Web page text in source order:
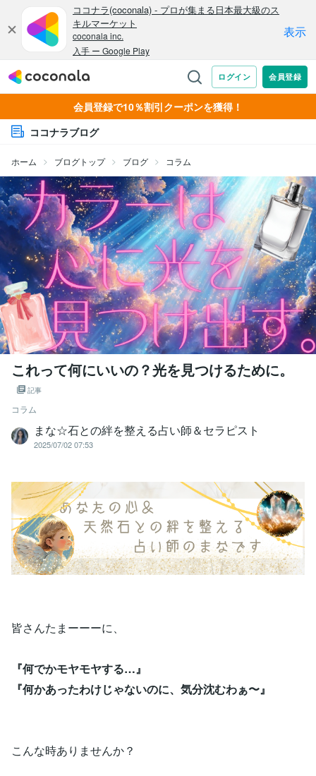
会員登録で10％割引クーポンを獲得！
ココナラブログ
ホーム ブログトップ ブログ コラム
これって何にいいの？光を見つけるために。
記事
コラム
まな☆石との絆を整える占い師＆セラピスト
2025/07/02 07:53
皆さんたまーーーに、
『何でかモヤモヤする…』
『何かあったわけじゃないのに、気分沈むわぁ〜』
こんな時ありませんか？